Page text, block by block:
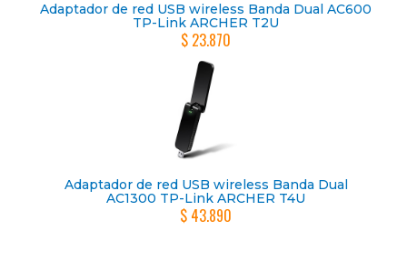
Adaptador de red USB wireless Banda Dual AC600
TP-Link ARCHER T2U
$ 23.870
Adaptador de red USB wireless Banda Dual
AC1300 TP-Link ARCHER T4U
$ 43.890